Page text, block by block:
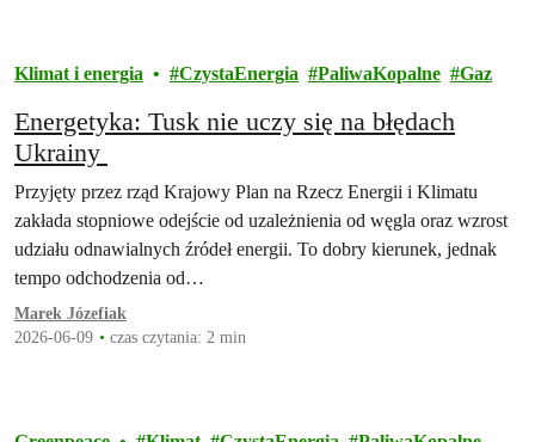
Klimat i energia CzystaEnergia PaliwaKopalne Gaz
Energetyka: Tusk nie uczy się na błędach
Ukrainy
Przyjęty przez rząd Krajowy Plan na Rzecz Energii i Klimatu
zakłada stopniowe odejście od uzależnienia od węgla oraz wzrost
udziału odnawialnych źródeł energii. To dobry kierunek, jednak
tempo odchodzenia od…
Marek Józefiak
2026-06-09
czas czytania: 2 min